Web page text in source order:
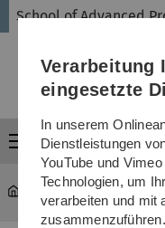
School of Advanced
Menü
...
Verarbeitung
eingesetzte
In unserem
Dienstleistungen
YouTube und
Technologien, um
verarbeiten und mit